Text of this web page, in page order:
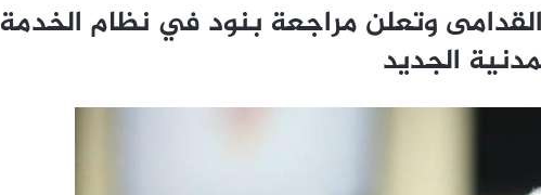
وتعلن مراجعة بنود في نظام الخدمة
الجديد